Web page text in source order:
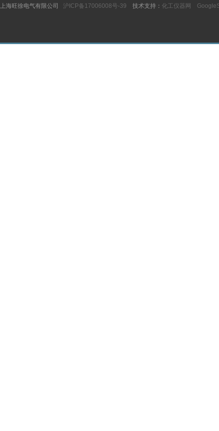
上海旺徐电气有限公司 沪ICP备17006008号-39 技术支持： 化工仪器网